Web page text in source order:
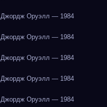
Джордж Оруэлл — 1984
Джордж Оруэлл — 1984
Джордж Оруэлл — 1984
Джордж Оруэлл — 1984
Джордж Оруэлл — 1984